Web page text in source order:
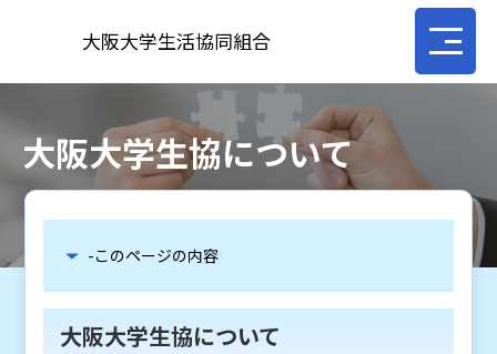
大阪大学生活協同組合
大阪大学生協について
-このページの内容
大阪大学生協について